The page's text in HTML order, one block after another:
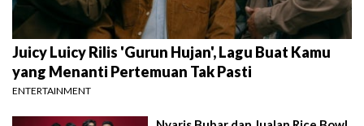
Juicy Luicy Rilis 'Gurun Hujan', Lagu Buat Kamu
yang Menanti Pertemuan Tak Pasti
ENTERTAINMENT